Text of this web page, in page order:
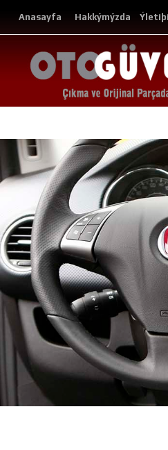
Anasayfa Hakkýmýzda